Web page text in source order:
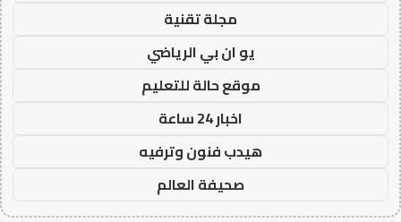
مجلة تقنية
يو ان بي الرياضي
موقع حالة للتعليم
اخبار 24 ساعة
هيدب فنون وترفيه
صحيفة العالم